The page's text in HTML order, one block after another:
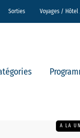
Sorties Voyages /
A LA